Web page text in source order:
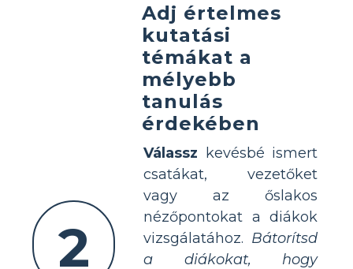
2
Adj értelmes
kutatási
témákat a
mélyebb
tanulás
érdekében
Válassz kevésbé ismert
csatákat, vezetőket
vagy az őslakos
nézőpontokat a diákok
vizsgálatához. Bátorítsd
a diákokat, hogy